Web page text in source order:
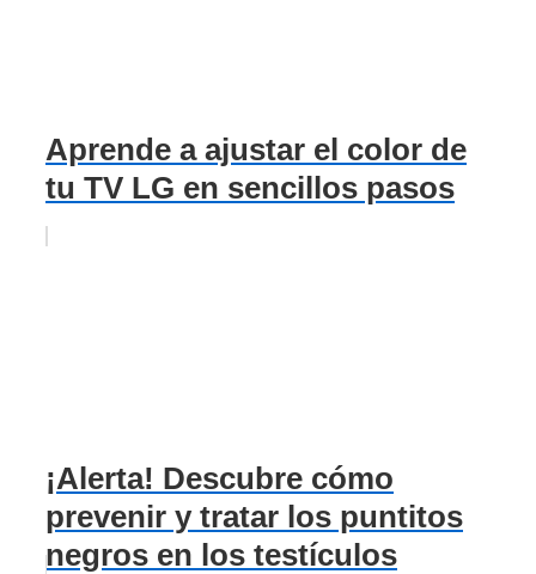
Aprende a ajustar el color de
tu TV LG en sencillos pasos
¡Alerta! Descubre cómo
prevenir y tratar los puntitos
negros en los testículos